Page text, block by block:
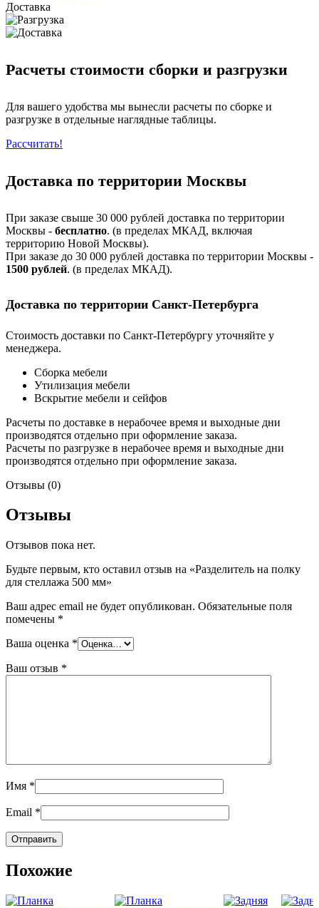
Доставка
Расчеты стоимости сборки и разгрузки
Для вашего удобства мы вынесли расчеты по сборке и
разгрузке в отдельные наглядные таблицы.
Рассчитать!
Доставка по территории Москвы
При заказе свыше 30 000 рублей доставка по территории
Москвы - бесплатно. (в пределах МКАД, включая
территорию Новой Москвы).
При заказе до 30 000 рублей доставка по территории Москвы -
1500 рублей. (в пределах МКАД).
Доставка по территории Санкт-Петербурга
Стоимость доставки по Санкт-Петербургу уточняйте у
менеджера.
Сборка мебели
Утилизация мебели
Вскрытие мебели и сейфов
Расчеты по доставке в нерабочее время и выходные дни
производятся отдельно при оформление заказа.
Расчеты по разгрузке в нерабочее время и выходные дни
производятся отдельно при оформление заказа.
Отзывы (0)
Отзывы
Отзывов пока нет.
Будьте первым, кто оставил отзыв на «Разделитель на полку
для стеллажа 500 мм»
Ваш адрес email не будет опубликован. Обязательные поля
помечены *
Ваша оценка *
Ваш отзыв *
Имя *
Email *
Похожие